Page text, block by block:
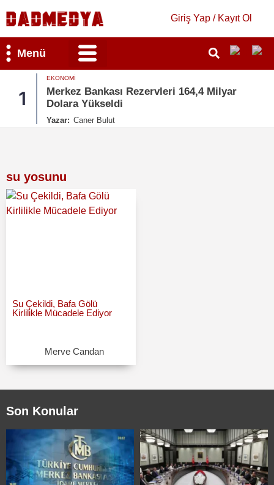
Giriş Yap / Kayıt Ol
Menü
Rezervleri 164,4 Milyar
2
MGK Bildirisi
su yosunu
Su Çekildi, Bafa Gölü
Kirlilikle Mücadele Ediyor
Merve Candan
Son Konular